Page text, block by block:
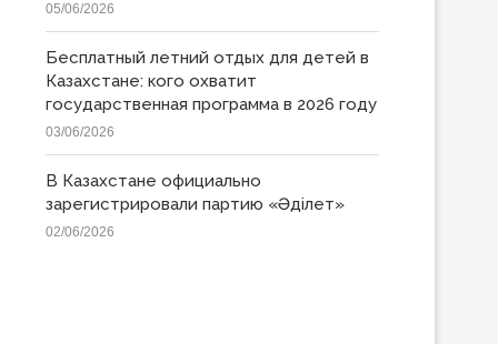
05/06/2026
Бесплатный летний отдых для детей в
Казахстане: кого охватит
государственная программа в 2026 году
03/06/2026
В Казахстане официально
зарегистрировали партию «Əділет»
02/06/2026